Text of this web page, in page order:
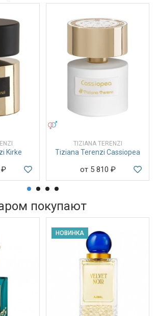
Kirke
₽
TIZIANA TERENZI
Tiziana Terenzi Cassiopea
от 5 810 ₽
покупают
НОВИНКА